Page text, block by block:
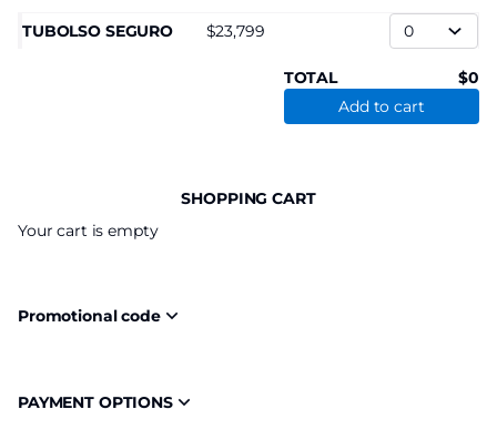
TUBOLSO SEGURO 23,799
TOTAL
0
Add to cart
SHOPPING CART
Your cart is empty
Promotional code
PAYMENT OPTIONS